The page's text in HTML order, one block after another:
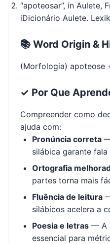
“apoteosar”, in Aulete,
iDicionário Aulete.
📚 Word Origin &
(Morfologia) apoteose
✓ Por Que
Compreender como
ajuda com:
Pronúncia correta
silábica garante fala
Ortografia
partes torna mais
Fluência de leitura
silábicos acelera a
Poesia e letras — A
essencial para